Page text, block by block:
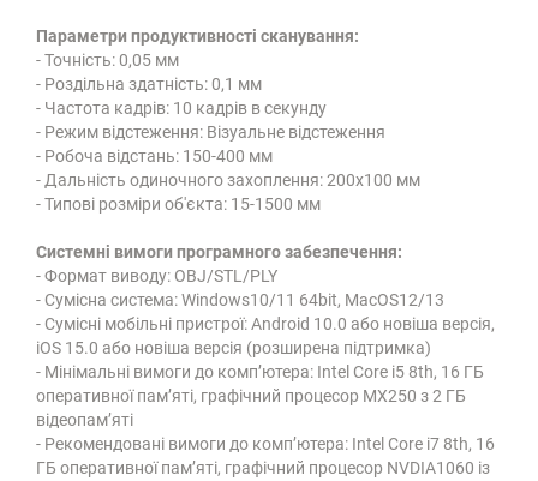
Параметри продуктивності сканування:
- Точність: 0,05 мм
- Роздільна здатність: 0,1 мм
- Частота кадрів: 10 кадрів в секунду
- Режим відстеження: Візуальне відстеження
- Робоча відстань: 150-400 мм
- Дальність одиночного захоплення: 200x100 мм
- Типові розміри об'єкта: 15-1500 мм
Системні вимоги програмного забезпечення:
- Формат виводу: OBJ/STL/PLY
- Сумісна система: Windows10/11 64bit, MacOS12/13
- Сумісні мобільні пристрої: Android 10.0 або новіша версія,
iOS 15.0 або новіша версія (розширена підтримка)
- Мінімальні вимоги до комп’ютера: Intel Core i5 8th, 16 ГБ
оперативної пам’яті, графічний процесор MX250 з 2 ГБ
відеопам’яті
- Рекомендовані вимоги до комп’ютера: Intel Core i7 8th, 16
ГБ оперативної пам’яті, графічний процесор NVDIA1060 із